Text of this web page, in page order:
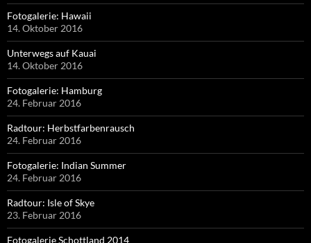
Fotogalerie: Hawaii
14. Oktober 2016
Unterwegs auf Kauai
14. Oktober 2016
Fotogalerie: Hamburg
24. Februar 2016
Radtour: Herbstfarbenrausch
24. Februar 2016
Fotogalerie: Indian Summer
24. Februar 2016
Radtour: Isle of Skye
23. Februar 2016
Fotogalerie Schottland 2014